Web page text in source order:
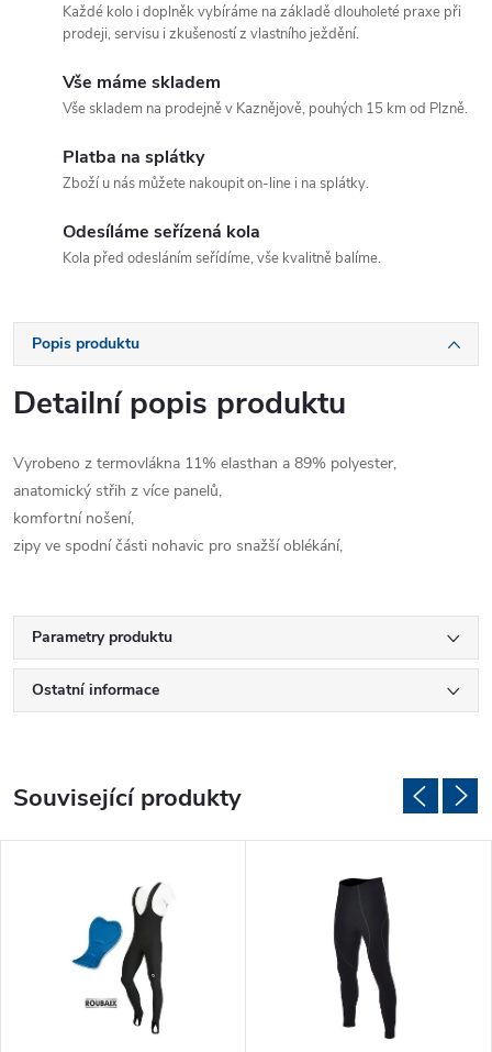
Každé kolo i doplněk vybíráme na základě dlouholeté praxe při
prodeji, servisu i zkušeností z vlastního ježdění.
Vše máme skladem
Vše skladem na prodejně v Kaznějově, pouhých 15 km od Plzně.
Platba na splátky
Zboží u nás můžete nakoupit on-line i na splátky.
Odesíláme seřízená kola
Kola před odesláním seřídíme, vše kvalitně balíme.
Popis produktu
Detailní popis produktu
Vyrobeno z termovlákna 11% elasthan a 89% polyester,
anatomický střih z více panelů,
komfortní nošení,
zipy ve spodní části nohavic pro snažší oblékání,
Parametry produktu
Ostatní informace
Související produkty